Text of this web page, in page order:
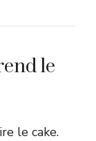
le
le cake.